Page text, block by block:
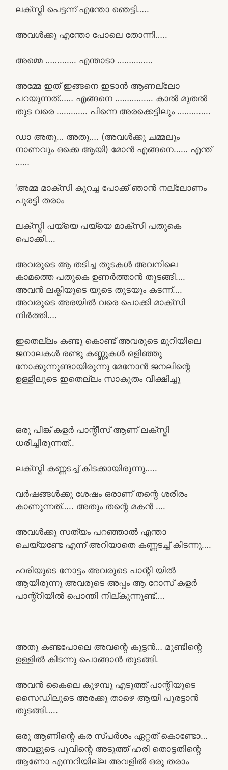
ലക്സ്മി പെട്ടന്ന് എന്തോ ഞെട്ടി…..
അവൾക്കു എന്തോ പോലെ തോന്നി…..
അമ്മെ …………. എന്താടാ ……………
അമ്മേ ഇത് ഇങ്ങനെ ഇടാൻ ആണല്ലോ
പറയുന്നത്…… എങ്ങനെ ……………. കാൽ മുതൽ
തുട വരെ …………. പിന്നെ അരക്കെട്ടിലും …………..
ഡാ അതു… അതു…. (അവൾക്കു ചമ്മലും
നാണവും ഒക്കെ ആയി) മോൻ എങ്ങനെ…… എന്ത്
……
‘അമ്മ മാക്സി കുറച്ച പോക്ക് ഞാൻ നല്ലോണം
പുരട്ടി തരാം
ലക്സ്മി പയ്യെ പയ്യെ മാക്സി പതുകെ
പൊക്കി….
അവരുടെ ആ തടിച്ച തുടകൾ അവനിലെ
കാമത്തെ പതുകെ ഉണർത്താൻ തുടങ്ങി….
അവൻ ലക്മിയുടെ യുടെ തുടയും കടന്ന്….
അവരുടെ അരയിൽ വരെ പൊക്കി മാക്സി
നിർത്തി….
ഇതെല്ലം കണ്ടു കൊണ്ട് അവരുടെ മുറിയിലെ
ജനാലകൾ രണ്ടു കണ്ണുകൾ ഒളിഞ്ഞു
നോക്കുന്നുണ്ടായിരുന്നു മേനോൻ ജനലിന്റെ
ഉള്ളിലൂടെ ഇതെല്ലം സാകൂതം വീക്ഷിച്ചു
ഒരു പിങ്ക് കളർ പാന്റീസ് ആണ് ലക്സ്മി
ധരിച്ചിരുന്നത്..
ലക്സ്മി കണ്ണടച്ച് കിടക്കായിരുന്നു…..
വർഷങ്ങൾക്കു ശേഷം ഒരാണ് തന്റെ ശരീരം
കാണുന്നത്….. അതും തന്റെ മകൻ ….
അവൾക്കു സത്യം പറഞ്ഞാൽ എന്താ
ചെയ്യണ്ടേ എന്ന് അറിയാതെ കണ്ണടച്ച് കിടന്നു….
ഹരിയുടെ നോട്ടം അവരുടെ പാന്റി യിൽ
ആയിരുന്നു അവരുടെ അപ്പം ആ റോസ് കളർ
പാന്റ്റിയിൽ പൊന്തി നില്കുന്നുണ്ട്….
അതു കണ്ടപോലെ അവന്റെ കുട്ടൻ… മുണ്ടിന്റെ
ഉള്ളിൽ കിടന്നു പൊങ്ങാൻ തുടങ്ങി.
അവൻ കൈലെ കുഴമ്പു എടുത്ത് പാന്റിയുടെ
സൈഡിലൂടെ അരക്കു താഴെ ആയി പുരട്ടാൻ
തുടങ്ങി…..
ഒരു ആണിന്റെ കര സ്പർശം ഏറ്റത് കൊണ്ടോ…
അവളുടെ പൂവിന്റെ അടുത്ത് ഹരി തൊട്ടതിന്റെ
ആണോ എന്നറിയില്ല അവളിൽ ഒരു തരാം